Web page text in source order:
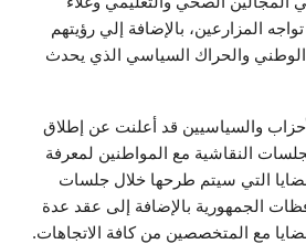
المزارعين، بالإضافة إلي رؤيتهم
الوطني والحراك السياسي الذي يحدث
والسياسيين قد أعلنت عن إطلاق
النقاشية مع المواطنين لمعرفة
التي سيتم طرحها خلال جلسات
الجمهورية بالإضافة إلى عقد عدة
مع المتخصصين من كافة الاتجاهات.